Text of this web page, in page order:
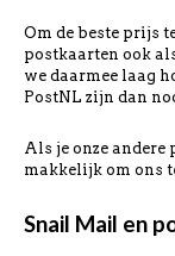
Om de beste prijs
postkaarten ook
we daarmee laag
PostNL zijn dan
Als je onze
makkelijk om ons
Snail Mail en